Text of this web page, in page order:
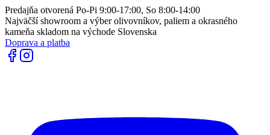
Predajňa otvorená Po-Pi 9:00-17:00, So 8:00-14:00
Najväčší showroom a výber olivovníkov, paliem a okrasného
kameňa skladom na východe Slovenska
Doprava a platba